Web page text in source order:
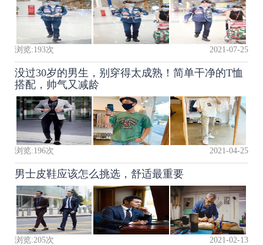
浏览:193次 2021-07-25
没过30岁的男生，别穿得太成熟！简单干净的T恤
搭配，帅气又减龄
浏览:196次 2021-04-25
男士皮鞋应该怎么挑选，舒适最重要
浏览:205次 2021-02-13